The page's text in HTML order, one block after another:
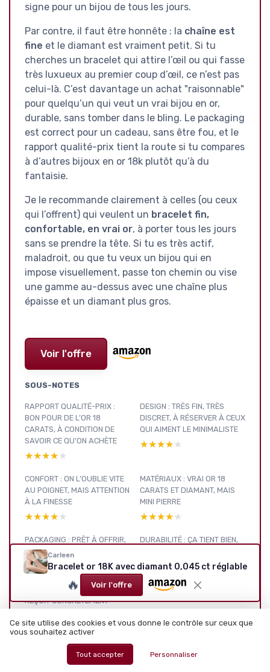
signe pour un bijou de tous les jours.
Par contre, il faut être honnête : la chaîne est
fine et le diamant est vraiment petit. Si tu
cherches un bracelet qui attire l’œil ou qui fasse
très luxueux au premier coup d’œil, ce n’est pas
celui-là. C’est davantage un achat "raisonnable"
pour quelqu’un qui veut un vrai bijou en or,
durable, sans tomber dans le bling. Le packaging
est correct pour un cadeau, sans être fou, et le
rapport qualité-prix tient la route si tu compares
à d’autres bijoux en or 18k plutôt qu’à du
fantaisie.
Je le recommande clairement à celles (ou ceux
qui l’offrent) qui veulent un bracelet fin,
confortable, en vrai or, à porter tous les jours
sans se prendre la tête. Si tu es très actif,
maladroit, ou que tu veux un bijou qui en
impose visuellement, passe ton chemin ou vise
une gamme au-dessus avec une chaîne plus
épaisse et un diamant plus gros.
Voir l'offre
SOUS-NOTES
RAPPORT QUALITÉ-PRIX :
BON POUR DE L’OR 18
CARATS, À CONDITION DE
SAVOIR CE QU’ON ACHÈTE
★★★★★
★★★★★
DESIGN : TRÈS FIN, TRÈS
DISCRET, À RÉSERVER À CEUX
QUI AIMENT LE MINIMALISTE
★★★★★
★★★★★
CONFORT : ON L’OUBLIE VITE
AU POIGNET, MAIS ATTENTION
À LA FINESSE
★★★★★
★★★★★
MATÉRIAUX : VRAI OR 18
CARATS ET DIAMANT, MAIS
MINI PIERRE
★★★★★
★★★★★
PACKAGING : PRÊT À OFFRIR,
SANS EN FAIRE DES TONNES
★★★★★
★★★★★
DURABILITÉ : ÇA TIENT BIEN,
★★★★★
★★★★★
PRÉSENTATION : CE QU’ON
REÇOIT CONCRÈTEMENT
Carleen
Bracelet or 18K avec diamant 0,045 ct réglable
🔥 Voir l'offre
Ce site utilise des cookies et vous donne le contrôle sur ceux que
vous souhaitez activer
Tout accepter Personnaliser